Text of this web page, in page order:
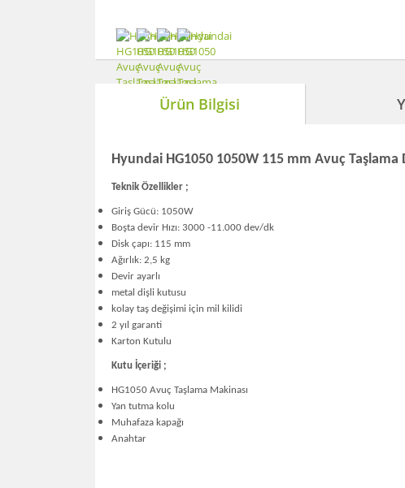
Ürün Bilgisi
Hyundai HG1050 1050W 115 mm Avuç Taşlama
Teknik Özellikler ;
Giriş Gücü: 1050W
Boşta devir Hızı: 3000 -11.000 dev/dk
Disk çapı: 115 mm
Ağırlık: 2,5 kg
Devir ayarlı
metal dişli kutusu
kolay taş değişimi için mil kilidi
2 yıl garanti
Karton Kutulu
Kutu İçeriği ;
HG1050 Avuç Taşlama Makinası
Yan tutma kolu
Muhafaza kapağı
Anahtar